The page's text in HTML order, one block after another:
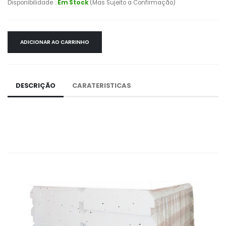
Disponibilidade : Em Stock(Mas Sujeito a Confirmação)
ADICIONAR AO CARRINHO
DESCRIÇÃO CARATERISTICAS